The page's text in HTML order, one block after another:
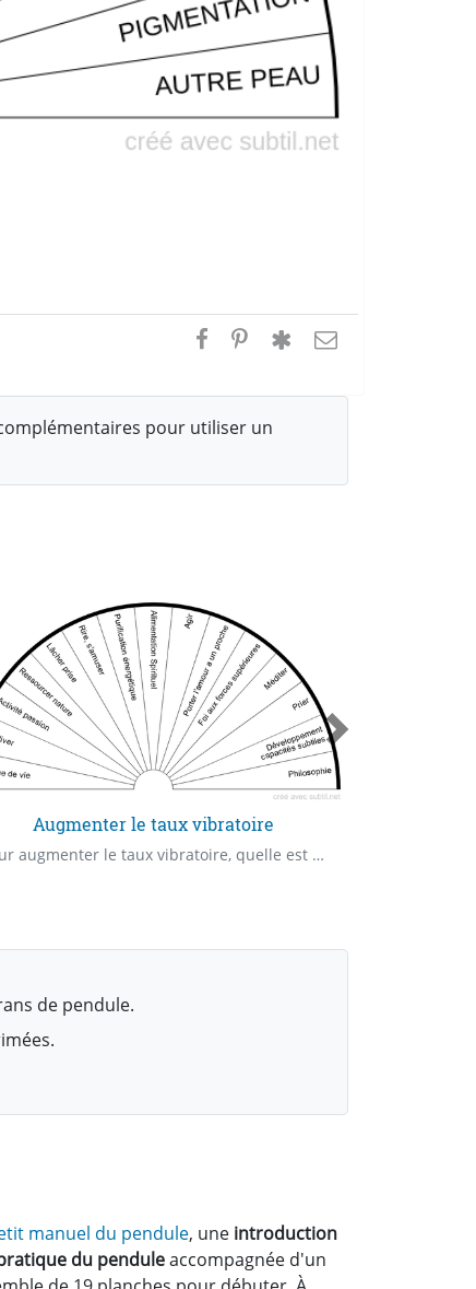
pour utiliser un
Augmenter le taux vibratoire
Pour augmenter le taux vibratoire, quelle est la priorité ?
de pendule.
manuel du pendule, une introduction
du penduleaccompagnée d'un